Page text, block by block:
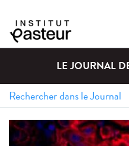
LE JOURNAL